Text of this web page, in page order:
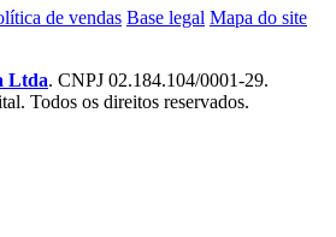
de vendas Base legal Mapa do site
Ltda. CNPJ 02.184.104/0001-29.
Todos os direitos reservados.